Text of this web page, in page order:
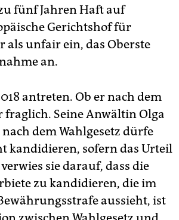
fünf Jahren Haft auf
Gerichtshof für
als unfair ein, das Oberste
an.
antreten. Ob er nach dem
Seine Anwältin Olga
dem Wahlgesetz dürfe
kandidieren, sofern das Urteil
sie darauf, dass die
zu kandidieren, die im
aussieht, ist